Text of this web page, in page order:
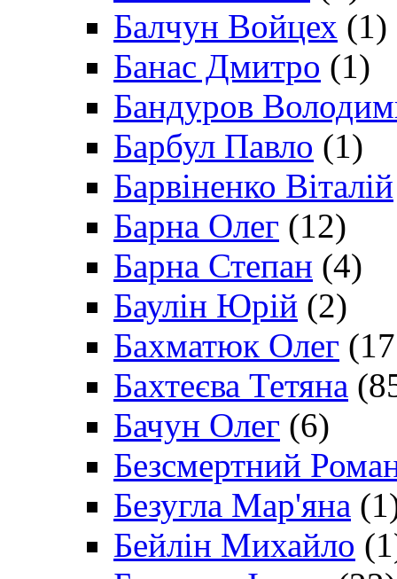
Балчун Войцех (1)
Банас Дмитро (1)
Бандуров
Барбул Павло (1)
Барвіненко Віталій
Барна Олег (12)
Барна Степан (4)
Баулін Юрій (2)
Бахматюк Олег
Бахтеєва Тетяна
Бачун Олег (6)
Безсмертний
Безугла Мар'яна
Бейлін Михайло